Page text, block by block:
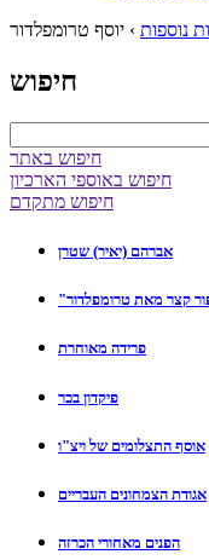
נוספות › יוסף טרומפלדור
חיפוש
חיפוש באתר
חיפוש באוספי הארכיון
חיפוש מתקדם
אברהם (יאיר) שטרן
קצר מאת טרומפלדור
פרידה מאוחרת
פיקדון בכר
אוסף התצלומים של ויצ"ו
אגודת הצמחונים העבריים
הפנים מאחורי הכרזה